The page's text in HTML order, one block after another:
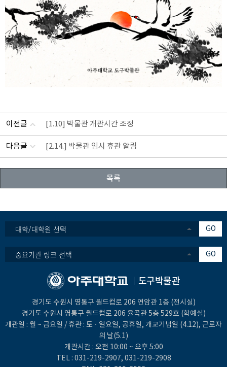
이전글 [1.10] 박물관 개관시간 조정
다음글 [2.14.] 박물관 임시 휴관 알림
목록
대학/대학원 선택 GO
중요기관 링크 선택 GO
도구박물관
경기도 수원시 영통구 월드컵로 206 연암관 1층 (전시실)
경기도 수원시 영통구 월드컵로 206 율곡관 5층 529호 (학예실)
개관일 : 월 ~ 금요일 / 휴관 : 토ㆍ일요일, 공휴일, 개교기념일 (4.12), 근로자
의 날(5.1)
개관시간 : 오전 10:00 ~ 오후 5:00
TEL : 031-219-2907, 031-219-2908